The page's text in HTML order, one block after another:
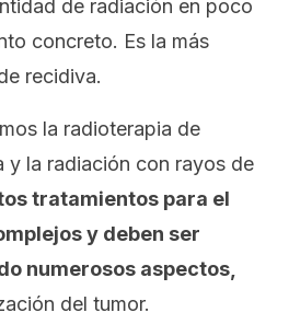
de radiación en poco
concreto. Es la más
recidiva.
la radioterapia de
y la radiación con rayos de
tratamientos para el
y deben ser
numerosos aspectos,
del tumor.